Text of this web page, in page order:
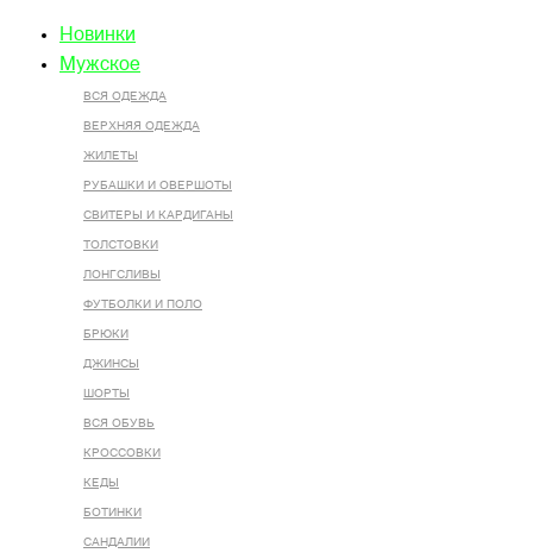
Новинки
Мужское
ВСЯ ОДЕЖДА
ВЕРХНЯЯ ОДЕЖДА
ЖИЛЕТЫ
РУБАШКИ И ОВЕРШОТЫ
СВИТЕРЫ И КАРДИГАНЫ
ТОЛСТОВКИ
ЛОНГСЛИВЫ
ФУТБОЛКИ И ПОЛО
БРЮКИ
ДЖИНСЫ
ШОРТЫ
ВСЯ ОБУВЬ
КРОССОВКИ
КЕДЫ
БОТИНКИ
САНДАЛИИ